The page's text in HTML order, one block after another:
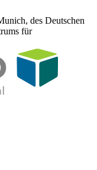
des Deutschen
für